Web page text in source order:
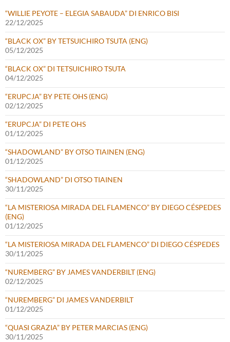
“WILLIE PEYOTE – ELEGIA SABAUDA” DI ENRICO BISI
22/12/2025
“BLACK OX” BY TETSUICHIRO TSUTA (ENG)
05/12/2025
“BLACK OX” DI TETSUICHIRO TSUTA
04/12/2025
“ERUPCJA” BY PETE OHS (ENG)
02/12/2025
“ERUPCJA” DI PETE OHS
01/12/2025
“SHADOWLAND” BY OTSO TIAINEN (ENG)
01/12/2025
“SHADOWLAND” DI OTSO TIAINEN
30/11/2025
“LA MISTERIOSA MIRADA DEL FLAMENCO” BY DIEGO CÉSPEDES
(ENG)
01/12/2025
“LA MISTERIOSA MIRADA DEL FLAMENCO” DI DIEGO CÉSPEDES
30/11/2025
“NUREMBERG” BY JAMES VANDERBILT (ENG)
02/12/2025
“NUREMBERG” DI JAMES VANDERBILT
01/12/2025
“QUASI GRAZIA” BY PETER MARCIAS (ENG)
30/11/2025